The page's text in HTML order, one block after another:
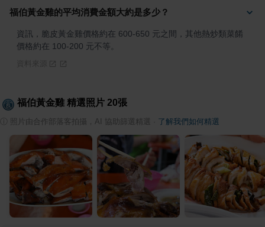
福伯黃金雞的平均消費金額大約是多少？
資訊，脆皮黃金雞價格約在 600-650 元之間，其他熱炒類菜餚
價格約在 100-200 元不等。
福伯黃金雞 精選照片 20張
照片由合作部落客拍攝，AI 協助篩選精選 了解我們如何精選